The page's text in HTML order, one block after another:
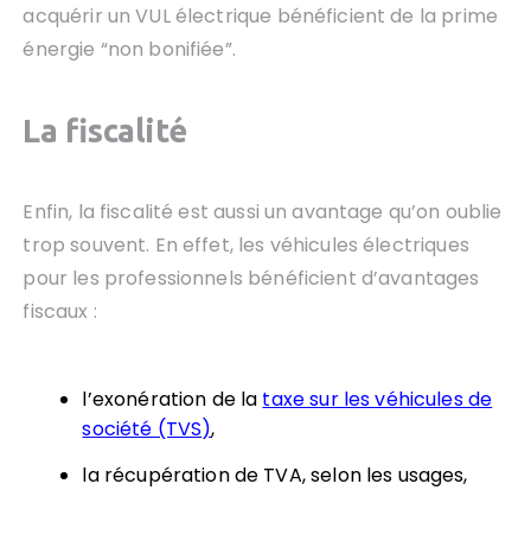
acquérir un VUL électrique bénéficient de la prime
énergie “non bonifiée”.
La fiscalité
Enfin, la fiscalité est aussi un avantage qu’on oublie
trop souvent. En effet, les véhicules électriques
pour les professionnels bénéficient d’avantages
fiscaux :
l’exonération de la taxe sur les véhicules de
société (TVS),
la récupération de TVA, selon les usages,